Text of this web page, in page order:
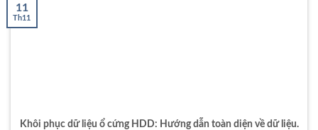
Khôi phục dữ liệu ổ cứng HDD: Hướng dẫn toàn diện về dữ liệu.
11
Th11